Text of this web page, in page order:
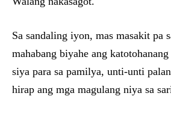
Sa sandaling iyon, mas masakit pa
mahabang biyahe ang
siya para sa pamilya, unti-unti
hirap ang mga magulang niya sa